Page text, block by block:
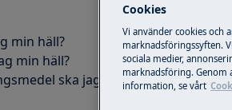
min häll?
min häll?
ska jag använda för att
Cookies
Vi använder cookies och
marknadsföringssyften.
sociala medier,
marknadsföring. Genom
information, se vårt